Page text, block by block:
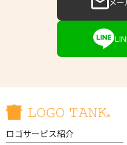
ロゴサービス紹介